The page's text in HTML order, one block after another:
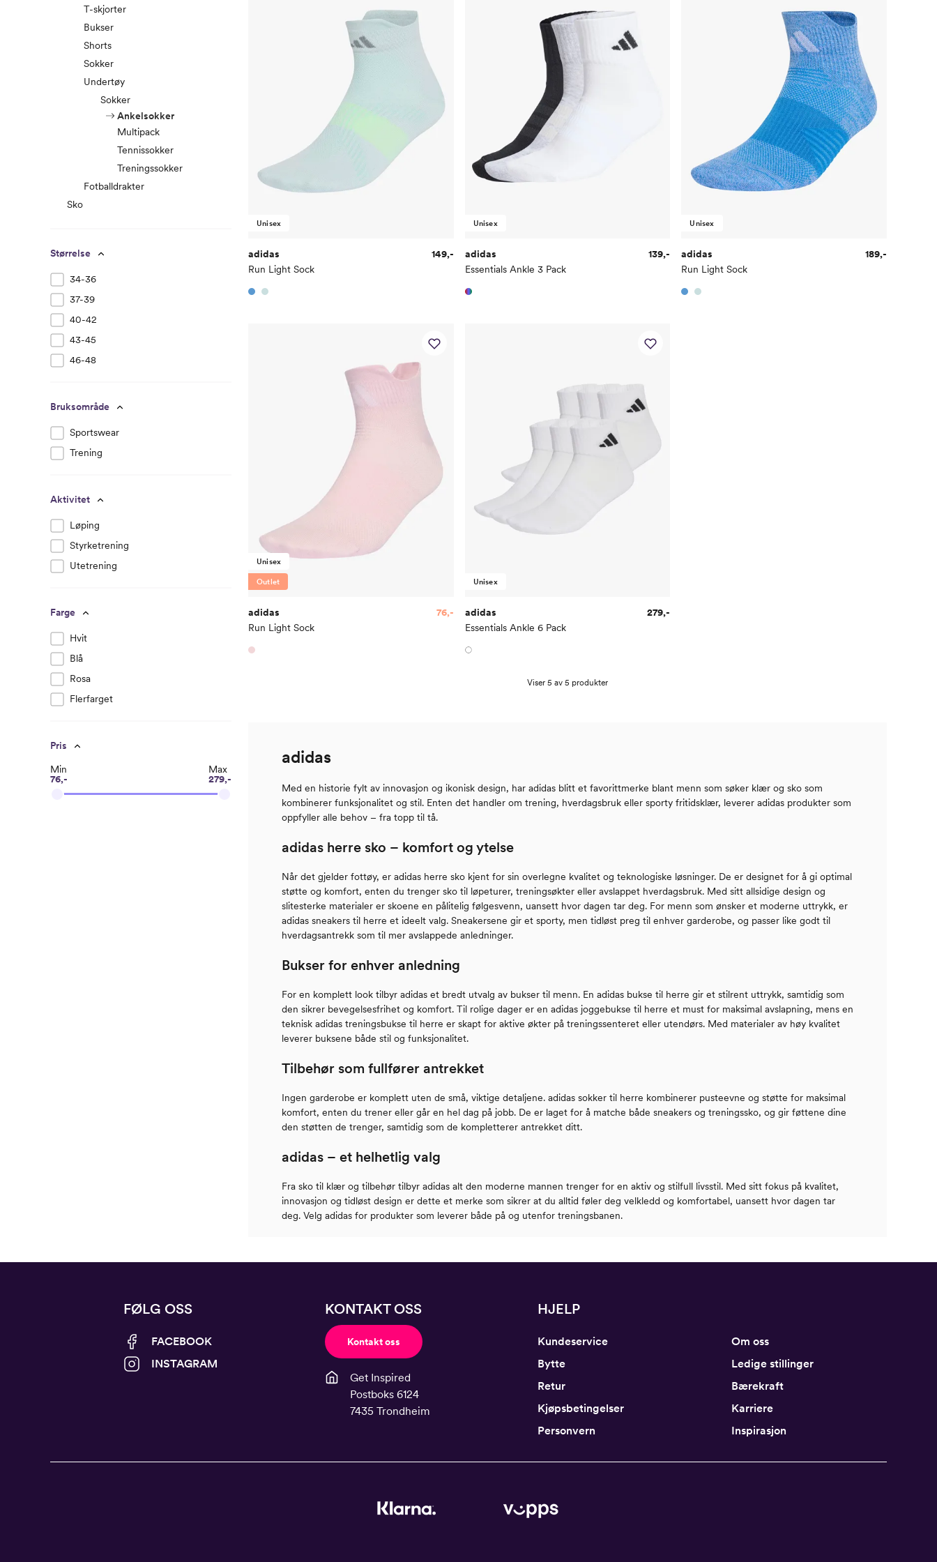
T-skjorter
Bukser
Shorts
Sokker
Undertøy
Sokker
Ankelsokker
Multipack
Tennissokker
Treningssokker
Fotballdrakter
Sko
Størrelse
34-36
37-39
40-42
43-45
46-48
Bruksområde
Sportswear
Trening
Aktivitet
Løping
Styrketrening
Utetrening
Farge
Hvit
Blå
Rosa
Flerfarget
Pris
Min
76,-
Max
279,-
Unisex
adidas
Run Light Sock
149,-
Unisex
adidas
Essentials Ankle 3 Pack
139,-
Unisex
adidas
Run Light Sock
189,-
Unisex
Outlet
adidas
Run Light Sock
76,-
Unisex
adidas
Essentials Ankle 6 Pack
279,-
Viser 5 av 5 produkter
adidas
Med en historie fylt av innovasjon og ikonisk design, har adidas blitt et favorittmerke blant menn som søker klær og sko som
kombinerer funksjonalitet og stil. Enten det handler om trening, hverdagsbruk eller sporty fritidsklær, leverer adidas produkter som
oppfyller alle behov – fra topp til tå.
adidas herre sko – komfort og ytelse
Når det gjelder fottøy, er adidas herre sko kjent for sin overlegne kvalitet og teknologiske løsninger. De er designet for å gi optimal
støtte og komfort, enten du trenger sko til løpeturer, treningsøkter eller avslappet hverdagsbruk. Med sitt allsidige design og
slitesterke materialer er skoene en pålitelig følgesvenn, uansett hvor dagen tar deg. For menn som ønsker et moderne uttrykk, er
adidas sneakers til herre et ideelt valg. Sneakersene gir et sporty, men tidløst preg til enhver garderobe, og passer like godt til
hverdagsantrekk som til mer avslappede anledninger.
Bukser for enhver anledning
For en komplett look tilbyr adidas et bredt utvalg av bukser til menn. En adidas bukse til herre gir et stilrent uttrykk, samtidig som
den sikrer bevegelsesfrihet og komfort. Til rolige dager er en adidas joggebukse til herre et must for maksimal avslapning, mens en
teknisk adidas treningsbukse til herre er skapt for aktive økter på treningssenteret eller utendørs. Med materialer av høy kvalitet
leverer buksene både stil og funksjonalitet.
Tilbehør som fullfører antrekket
Ingen garderobe er komplett uten de små, viktige detaljene. adidas sokker til herre kombinerer pusteevne og støtte for maksimal
komfort, enten du trener eller går en hel dag på jobb. De er laget for å matche både sneakers og treningssko, og gir føttene dine
den støtten de trenger, samtidig som de kompletterer antrekket ditt.
adidas – et helhetlig valg
Fra sko til klær og tilbehør tilbyr adidas alt den moderne mannen trenger for en aktiv og stilfull livsstil. Med sitt fokus på kvalitet,
innovasjon og tidløst design er dette et merke som sikrer at du alltid føler deg velkledd og komfortabel, uansett hvor dagen tar
deg. Velg adidas for produkter som leverer både på og utenfor treningsbanen.
FØLG OSS
FACEBOOK
INSTAGRAM
KONTAKT OSS
Kontakt oss
Get Inspired
Postboks 6124
7435 Trondheim
HJELP
Kundeservice
Bytte
Retur
Kjøpsbetingelser
Personvern
Om oss
Ledige stillinger
Bærekraft
Karriere
Inspirasjon